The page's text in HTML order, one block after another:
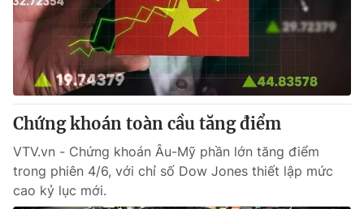
Chứng khoán toàn cầu tăng điểm
VTV.vn - Chứng khoán Âu-Mỹ phần lớn tăng điểm
trong phiên 4/6, với chỉ số Dow Jones thiết lập mức
cao kỷ lục mới.